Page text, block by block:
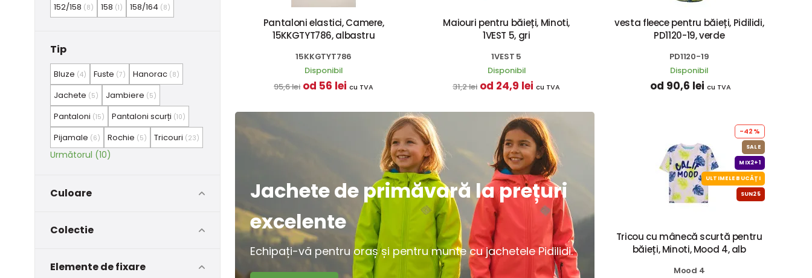
152/158 (8) 158 (1) 158/164 (8)
Tip
Bluze (4) Fuste (7) Hanorac (8)
Jachete (5) Jambiere (5)
Pantaloni (15) Pantaloni scurți (10)
Pijamale (6) Rochie (5) Tricouri (23)
Următorul (10)
Culoare
Colectie
Elemente de fixare
Pantaloni elastici, Camere,
15KKGTYT786, albastru
15KKGTYT786
Disponibil
95,6 lei od 56 lei cu TVA
Maiouri pentru băieți, Minoti,
1VEST 5, gri
1VEST 5
Disponibil
31,2 lei od 24,9 lei cu TVA
vesta fleece pentru băieți, Pidilidi,
PD1120-19, verde
PD1120-19
Disponibil
od 90,6 lei cu TVA
Jachete de primăvară la prețuri
excelente
Echipați-vă pentru oraș și pentru munte cu jachetele Pidilidi.
-42%
SALE
MIX2+1
ULTIMELE BUCĂȚI
SUN25
Tricou cu mânecă scurtă pentru
băieți, Minoti, Mood 4, alb
Mood 4